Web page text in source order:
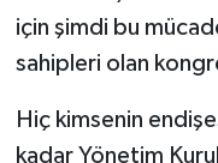
için şimdi bu
sahipleri olan
Hiç kimsenin
kadar Yönetim